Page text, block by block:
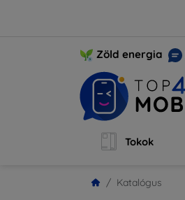
Zöld energia
Tokok
Katalógus